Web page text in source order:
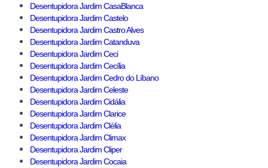
Desentupidora Jardim CasaBlanca
Desentupidora Jardim Castelo
Desentupidora Jardim Castro Alves
Desentupidora Jardim Catanduva
Desentupidora Jardim Ceci
Desentupidora Jardim Cecília
Desentupidora Jardim Cedro do Líbano
Desentupidora Jardim Celeste
Desentupidora Jardim Cidália
Desentupidora Jardim Clarice
Desentupidora Jardim Clélia
Desentupidora Jardim Climax
Desentupidora Jardim Cliper
Desentupidora Jardim Cocaia